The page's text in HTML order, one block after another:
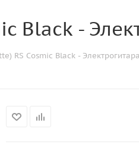
Black -
RS Cosmic Black - Электрогитара